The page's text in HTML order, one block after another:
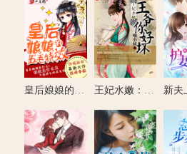
皇后娘娘的五毛特效 王妃水嫩：王爷你好坏